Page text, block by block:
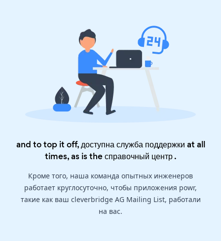
and to top it off, доступна служба поддержки at all
times, as is theсправочный центр.
Кроме того, наша команда опытных инженеров
работает круглосуточно, чтобы приложения powr,
такие как ваш cleverbridge AG Mailing List, работали
на вас.